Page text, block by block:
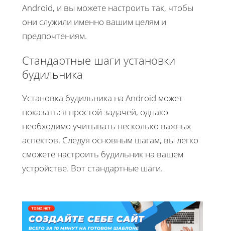
Android, и вы можете настроить так, чтобы
они служили именно вашим целям и
предпочтениям.
Стандартные шаги установки
будильника
Установка будильника на Android может
показаться простой задачей, однако
необходимо учитывать несколько важных
аспектов. Следуя основным шагам, вы легко
сможете настроить будильник на вашем
устройстве. Вот стандартные шаги.